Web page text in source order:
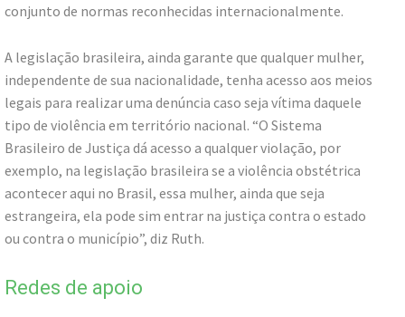
conjunto de normas reconhecidas internacionalmente.
A legislação brasileira, ainda garante que qualquer mulher,
independente de sua nacionalidade, tenha acesso aos meios
legais para realizar uma denúncia caso seja vítima daquele
tipo de violência em território nacional. “O Sistema
Brasileiro de Justiça dá acesso a qualquer violação, por
exemplo, na legislação brasileira se a violência obstétrica
acontecer aqui no Brasil, essa mulher, ainda que seja
estrangeira, ela pode sim entrar na justiça contra o estado
ou contra o município”, diz Ruth.
Redes de apoio